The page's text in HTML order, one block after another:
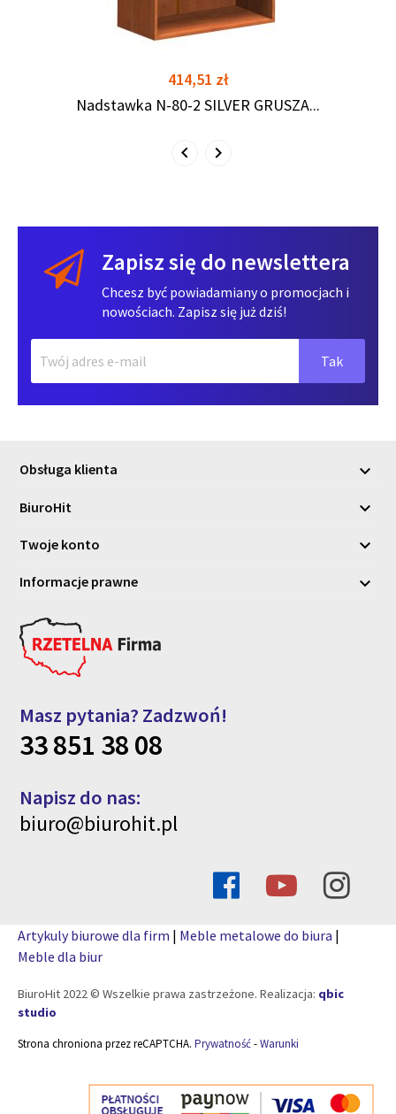
Cena
414,51 zł
Nadstawka N-80-2 SILVER GRUSZA...
Zapisz się do newslettera
Chcesz być powiadamiany o promocjach i
nowościach. Zapisz się już dziś!
Obsługa klienta 
BiuroHit 
Twoje konto 
Informacje prawne 
Masz pytania? Zadzwoń!
33 851 38 08
Napisz do nas:
biuro@biurohit.pl
Artykuly biurowe dla firm | Meble metalowe do biura |
Meble dla biur
BiuroHit 2022 © Wszelkie prawa zastrzeżone. Realizacja: qbic
studio
Strona chroniona przez reCAPTCHA. Prywatność-Warunki